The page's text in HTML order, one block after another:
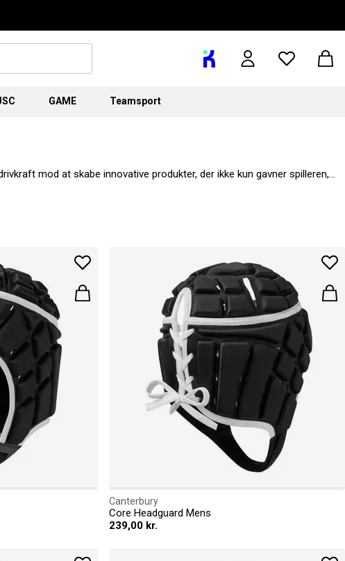
GAME Teamsport
mod at skabe innovative produkter, der ikke kun gavner spilleren,
rugbytøj.
Canterbury
Core Headguard Mens
239,00 kr.